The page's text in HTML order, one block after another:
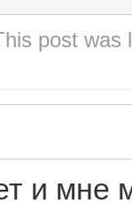
post was
и мне